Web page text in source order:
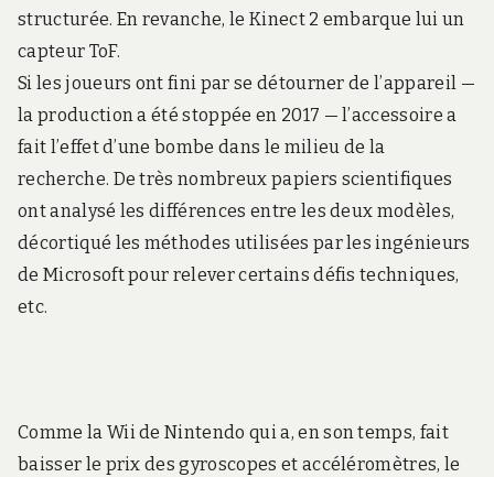
structurée. En revanche, le Kinect 2 embarque lui un
capteur ToF.
Si les joueurs ont fini par se détourner de l’appareil —
la production a été stoppée en 2017 — l’accessoire a
fait l’effet d’une bombe dans le milieu de la
recherche. De très nombreux papiers scientifiques
ont analysé les différences entre les deux modèles,
décortiqué les méthodes utilisées par les ingénieurs
de Microsoft pour relever certains défis techniques,
etc.
Comme la Wii de Nintendo qui a, en son temps, fait
baisser le prix des gyroscopes et accéléromètres, le